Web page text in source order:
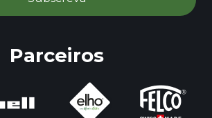
Parceiros